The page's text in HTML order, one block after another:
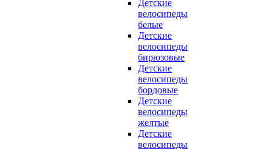
Детские
велосипеды
белые
Детские
велосипеды
бирюзовые
Детские
велосипеды
бордовые
Детские
велосипеды
желтые
Детские
велосипеды